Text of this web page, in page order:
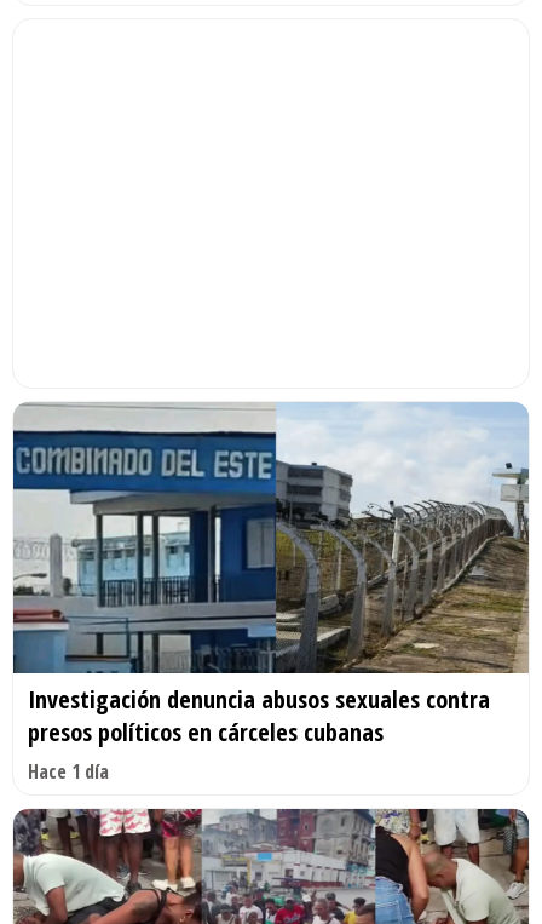
Investigación denuncia abusos sexuales contra
presos políticos en cárceles cubanas
Hace 1 día